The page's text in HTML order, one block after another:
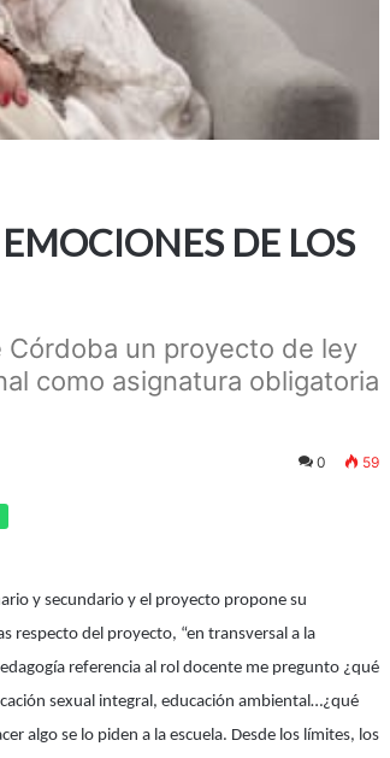
DE LOS
Córdoba un proyecto de ley
como asignatura obligatoria
0 59
y secundario y el proyecto propone su
respecto del proyecto, “en transversal a la
referencia al rol docente me pregunto ¿qué
sexual integral, educación ambiental…¿qué
algo se lo piden a la escuela. Desde los límites, los